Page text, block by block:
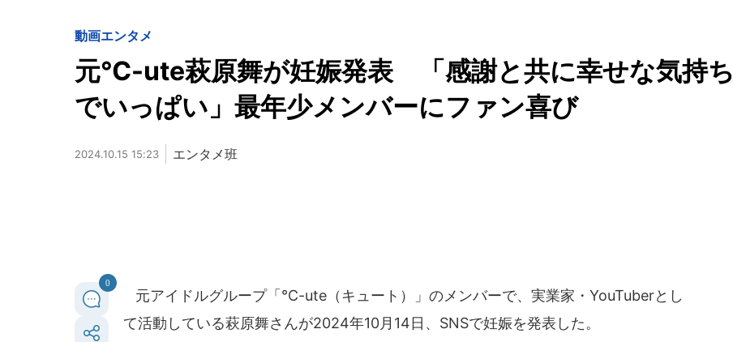
動画エンタメ
元℃-ute萩原舞が妊娠発表 「感謝と共に幸せな気持ち
でいっぱい」最年少メンバーにファン喜び
2024.10.15 15:23 エンタメ班
0
元アイドルグループ「°C-ute（キュート）」のメンバーで、実業家・YouTuberとし
て活動している萩原舞さんが2024年10月14日、SNSで妊娠を発表した。